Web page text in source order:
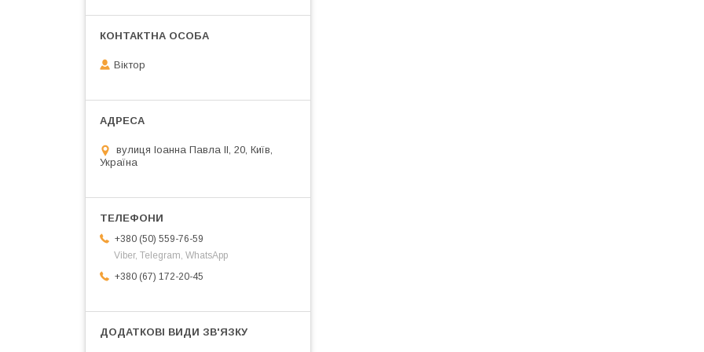
Віктор
вулиця Іоанна Павла ІІ, 20, Київ,
Україна
+380 (50) 559-76-59
Viber, Telegram, WhatsApp
+380 (67) 172-20-45